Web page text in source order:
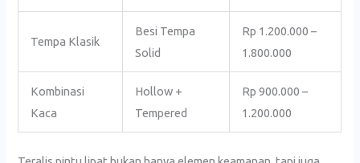
Tempa Klasik
Besi Tempa
Solid
Rp 1.200.000 –
1.800.000
Kombinasi
Kaca
Hollow +
Tempered
Rp 900.000 –
1.200.000